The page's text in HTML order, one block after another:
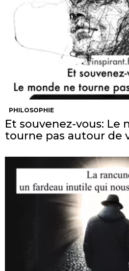
PHILOSOPHIE
Et souvenez-vous: Le
tourne pas autour de